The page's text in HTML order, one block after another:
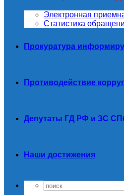
Электронная
Статистика
Прокуратура
Противодействие
Депутаты ГД РФ и ЗС
Наши достижения